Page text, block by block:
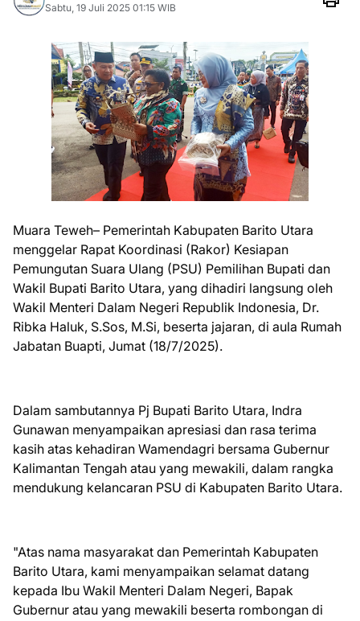
Sabtu, 19 Juli 2025 01:15 WIB
Muara Teweh– Pemerintah Kabupaten Barito Utara
menggelar Rapat Koordinasi (Rakor) Kesiapan
Pemungutan Suara Ulang (PSU) Pemilihan Bupati dan
Wakil Bupati Barito Utara, yang dihadiri langsung oleh
Wakil Menteri Dalam Negeri Republik Indonesia, Dr.
Ribka Haluk, S.Sos, M.Si, beserta jajaran, di aula Rumah
Jabatan Buapti, Jumat (18/7/2025).
Dalam sambutannya Pj Bupati Barito Utara, Indra
Gunawan menyampaikan apresiasi dan rasa terima
kasih atas kehadiran Wamendagri bersama Gubernur
Kalimantan Tengah atau yang mewakili, dalam rangka
mendukung kelancaran PSU di Kabupaten Barito Utara.
"Atas nama masyarakat dan Pemerintah Kabupaten
Barito Utara, kami menyampaikan selamat datang
kepada Ibu Wakil Menteri Dalam Negeri, Bapak
Gubernur atau yang mewakili beserta rombongan di